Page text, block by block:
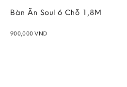
Bàn Ăn Soul 6 Chỗ 1,8M
900,000VND